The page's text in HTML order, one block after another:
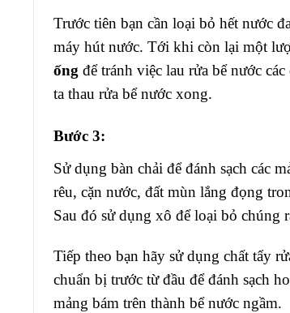
Trước tiên bạn cần loại bỏ hết nước
máy hút nước. Tới khi còn lại một
ống để tránh việc lau rửa bể nước
ta thau rửa bể nước xong.
Bước 3:
Sử dụng bàn chải để đánh sạch các
rêu, cặn nước, đất mùn lắng đọng
Sau đó sử dụng xô để loại bỏ chúng
Tiếp theo bạn hãy sử dụng chất tẩy
chuẩn bị trước từ đầu để đánh sạch
mảng bám trên thành bể nước ngầm.